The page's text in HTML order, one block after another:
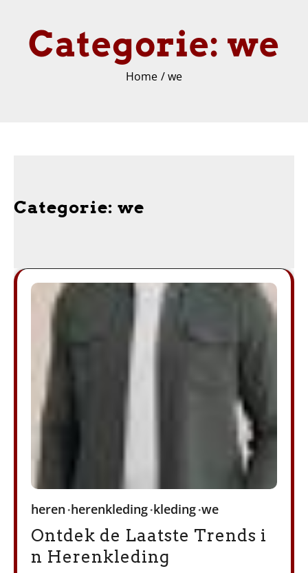
Categorie: we
Home we
Categorie: we
heren herenkleding kleding we
Ontdek de Laatste Trends i
n Herenkleding